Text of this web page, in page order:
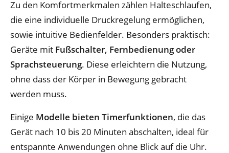
Zu den Komfortmerkmalen zählen Halteschlaufen,
die eine individuelle Druckregelung ermöglichen,
sowie intuitive Bedienfelder. Besonders praktisch:
Geräte mit Fußschalter, Fernbedienung oder
Sprachsteuerung. Diese erleichtern die Nutzung,
ohne dass der Körper in Bewegung gebracht
werden muss.
Einige Modelle bieten Timerfunktionen, die das
Gerät nach 10 bis 20 Minuten abschalten, ideal für
entspannte Anwendungen ohne Blick auf die Uhr.